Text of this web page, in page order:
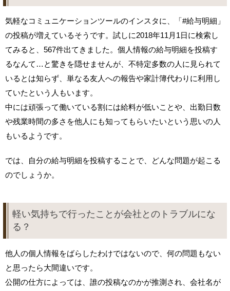
気軽なコミュニケーションツールのインスタに、「#給与明細」
の投稿が増えているそうです。試しに2018年11月1日に検索し
てみると、567件出てきました。個人情報の給与明細を投稿す
るなんて…と驚きを隠せませんが、不特定多数の人に見られて
いるとは知らず、単なる友人への報告や家計簿代わりに利用し
ていたという人もいます。
中には頑張って働いている割には給料が低いことや、出勤日数
や残業時間の多さを他人にも知ってもらいたいという思いの人
もいるようです。
では、自分の給与明細を投稿することで、どんな問題が起こる
のでしょうか。
軽い気持ちで行ったことが会社とのトラブルにな
る？
他人の個人情報をばらしたわけではないので、何の問題もない
と思ったら大間違いです。
公開の仕方によっては、誰の投稿なのかが推測され、会社名が